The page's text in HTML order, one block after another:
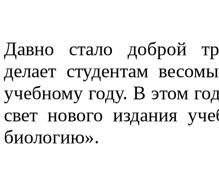
Давно стало доброй
делает студентам
учебному году. В этом
свет нового издания
биологию».